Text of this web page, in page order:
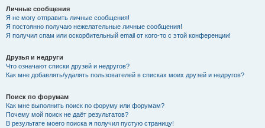
Личные сообщения
Я не могу отправить личные сообщения!
Я постоянно получаю нежелательные личные сообщения!
Я получил спам или оскорбительный email от кого-то с этой конференции!
Друзья и недруги
Что означают списки друзей и недругов?
Как мне добавлять/удалять пользователей в списках моих друзей и недругов?
Поиск по форумам
Как мне выполнить поиск по форуму или форумам?
Почему мой поиск не даёт результатов?
В результате моего поиска я получил пустую страницу!